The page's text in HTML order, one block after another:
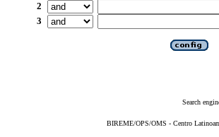
2
3
Search
BIREME/OPS/OMS - Centro